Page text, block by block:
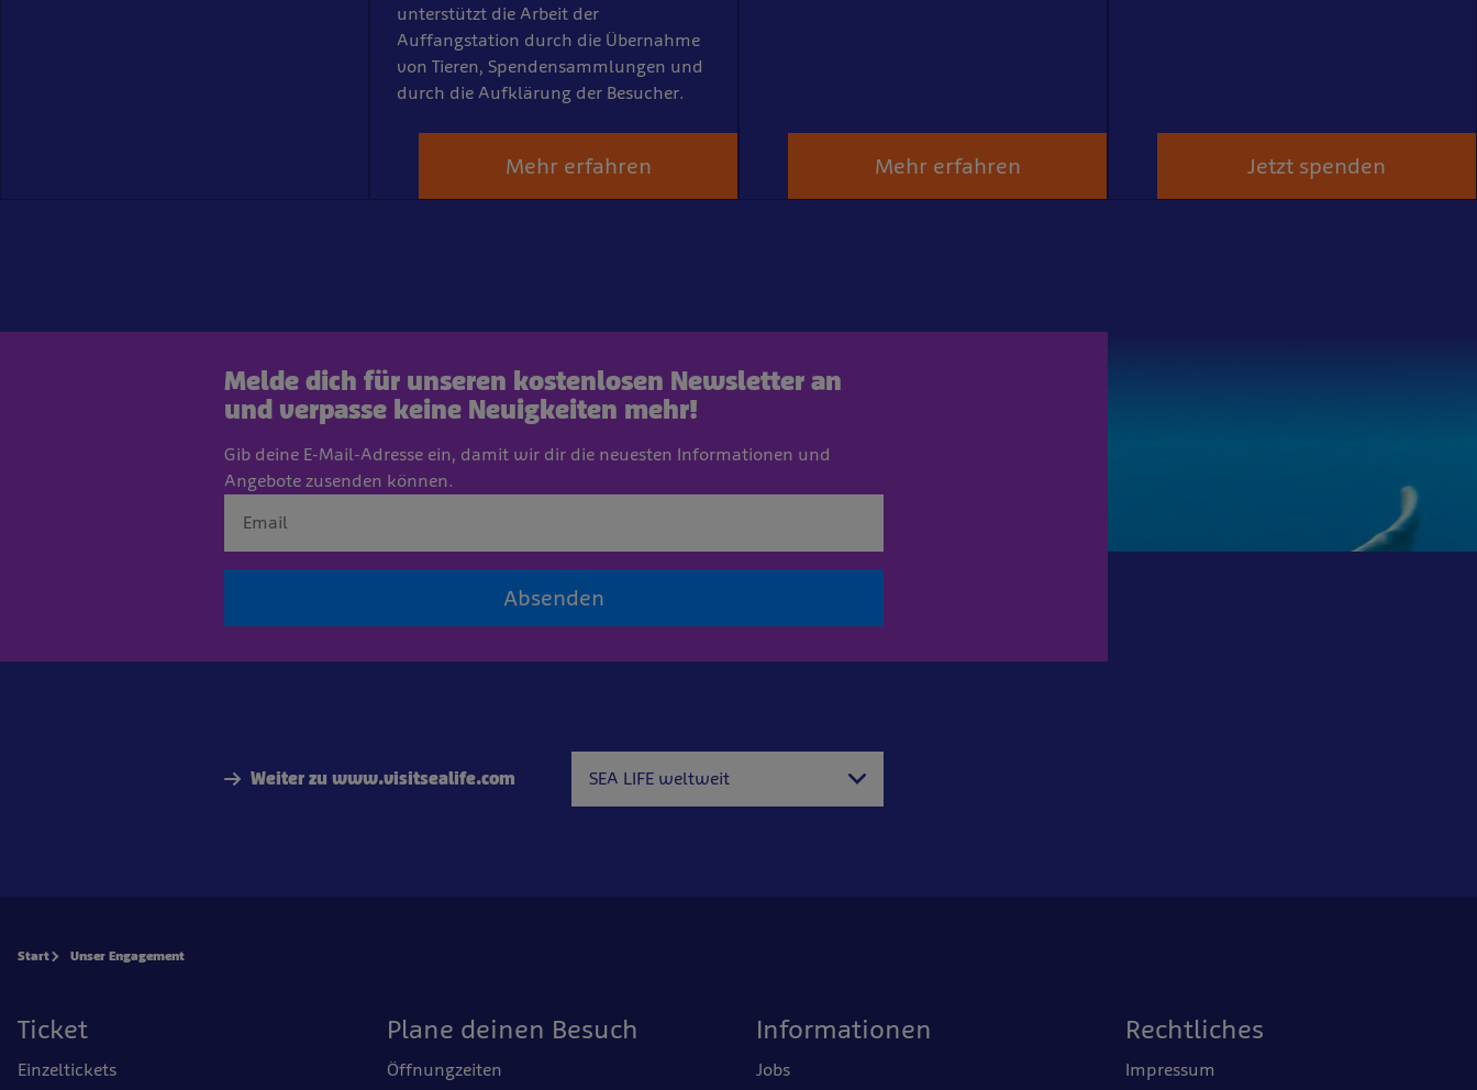
unterstützt die Arbeit der
Auffangstation durch die Übernahme
von Tieren, Spendensammlungen und
durch die Aufklärung der Besucher.
Mehr erfahren Mehr erfahren Jetzt spenden
Melde dich für unseren kostenlosen Newsletter an
und verpasse keine Neuigkeiten mehr!
Gib deine E-Mail-Adresse ein, damit wir dir die neuesten Informationen und
Angebote zusenden können.
Absenden
Weiter zu www.visitsealife.com SEA LIFE weltweit
Start Unser Engagement
Ticket
Einzeltickets
Plane deinen Besuch
Öffnungzeiten
Informationen
Jobs
Rechtliches
Impressum